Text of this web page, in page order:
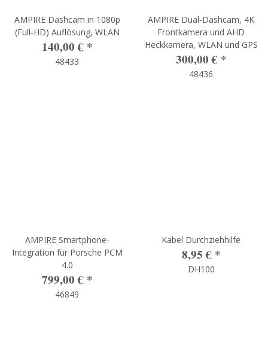
AMPIRE Dashcam in 1080p
(Full-HD) Auflösung, WLAN
140,00 € *
48433
AMPIRE Dual-Dashcam, 4K
Frontkamera und AHD
Heckkamera, WLAN und GPS
300,00 € *
48436
AMPIRE Smartphone-
Integration für Porsche PCM
4.0
799,00 € *
46849
Kabel Durchziehhilfe
8,95 € *
DH100